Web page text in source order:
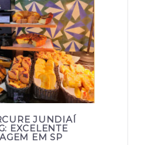
JUNDIAÍ
EXCELENTE
EM SP